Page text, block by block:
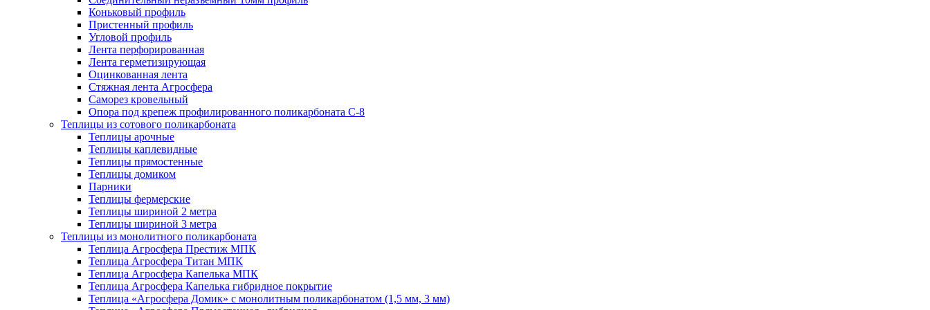
Коньковый профиль
Пристенный профиль
Угловой профиль
Лента перфорированная
Лента герметизирующая
Оцинкованная лента
Стяжная лента Агросфера
Саморез кровельный
Опора под крепеж профилированного поликарбоната С-8
Теплицы из сотового поликарбоната
Теплицы арочные
Теплицы каплевидные
Теплицы прямостенные
Теплицы домиком
Парники
Теплицы фермерские
Теплицы шириной 2 метра
Теплицы шириной 3 метра
Теплицы из монолитного поликарбоната
Теплица Агросфера Престиж МПК
Теплица Агросфера Титан МПК
Теплица Агросфера Капелька МПК
Теплица Агросфера Капелька гибридное покрытие
Теплица «Агросфера Домик» с монолитным поликарбонатом (1,5 мм, 3 мм)